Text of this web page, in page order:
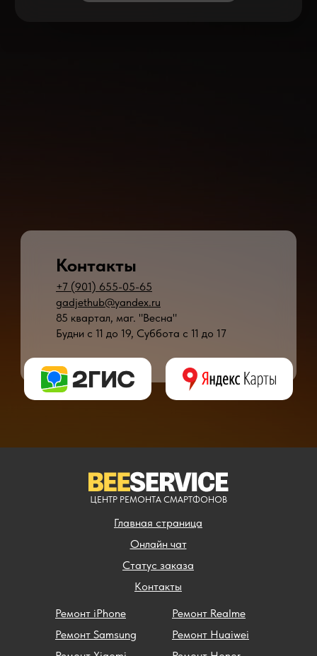
+7 (901) 655-05-65
gadjethub@yandex.ru
85 квартал, маг. "Весна"
Будни с 11 до 19, Суббота с 11 до 17
Контакты
Главная страница
Контакты
Статус заказа
Ремонт iPhone
Ремонт Samsung
Ремонт Realme
Ремонт Huaiwei
* - время ремонта может меняться в зависимости от модели устройства и
Онлайн чат
ЦЕНТР РЕМОНТА СМАРТФОНОВ